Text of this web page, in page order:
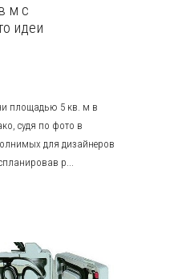
м с
идеи
площадью 5 кв. м в
судя по фото в
для дизайнеров
р...